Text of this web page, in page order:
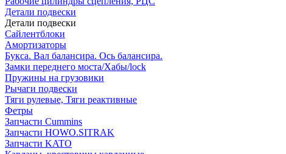
Детали подвески
Детали подвески
Cайлентблоки
Амортизаторы
Букса. Вал балансира. Ось балансира.
Замки переднего моста/Хабы/lock
Пружины на грузовики
Рычаги подвески
Тяги рулевые, Тяги реактивные
Фетры
Запчасти Cummins
Запчасти HOWO.SITRAK
Запчасти KATO